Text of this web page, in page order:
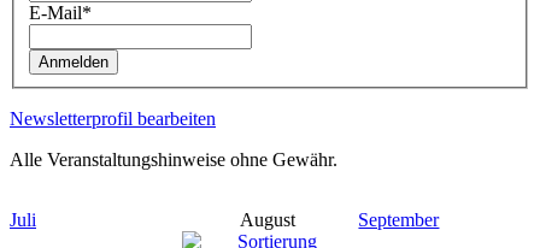
E-Mail*
Anmelden
Newsletterprofil bearbeiten
Alle Veranstaltungshinweise ohne Gewähr.
Juli August
September